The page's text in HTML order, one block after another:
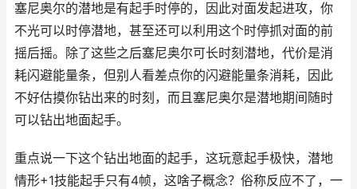
塞尼奥尔的潜地是有起手时停的，因此对面发起进攻，你
不光可以时停潜地，甚至还可以利用这个时停抓对面的前
摇后摇。除了这些之后塞尼奥尔可长时刻潜地，代价是消
耗闪避能量条，但别人看差点你的闪避能量条消耗，因此
不好估摸你钻出来的时刻，而且塞尼奥尔是潜地期间随时
可以钻出地面起手。
重点说一下这个钻出地面的起手，这玩意起手极快，潜地
情形+1技能起手只有4帧，这啥子概念？俗称反应不了，一